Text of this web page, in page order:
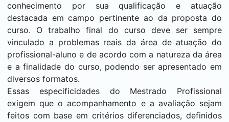
conhecimento por sua qualificação e atuação
destacada em campo pertinente ao da proposta do
curso. O trabalho final do curso deve ser sempre
vinculado a problemas reais da área de atuação do
profissional-aluno e de acordo com a natureza da área
e a finalidade do curso, podendo ser apresentado em
diversos formatos.
Essas especificidades do Mestrado Profissional
exigem que o acompanhamento e a avaliação sejam
feitos com base em critérios diferenciados, definidos